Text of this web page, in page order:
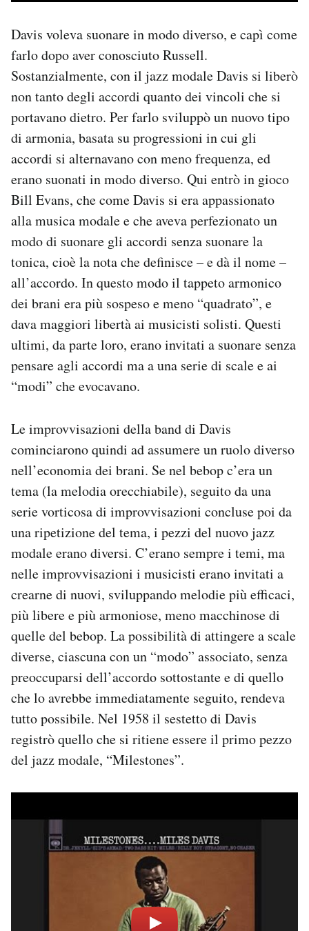
Davis voleva suonare in modo diverso, e capì come
farlo dopo aver conosciuto Russell.
Sostanzialmente, con il jazz modale Davis si liberò
non tanto degli accordi quanto dei vincoli che si
portavano dietro. Per farlo sviluppò un nuovo tipo
di armonia, basata su progressioni in cui gli
accordi si alternavano con meno frequenza, ed
erano suonati in modo diverso. Qui entrò in gioco
Bill Evans, che come Davis si era appassionato
alla musica modale e che aveva perfezionato un
modo di suonare gli accordi senza suonare la
tonica, cioè la nota che definisce – e dà il nome –
all’accordo. In questo modo il tappeto armonico
dei brani era più sospeso e meno “quadrato”, e
dava maggiori libertà ai musicisti solisti. Questi
ultimi, da parte loro, erano invitati a suonare senza
pensare agli accordi ma a una serie di scale e ai
“modi” che evocavano.
Le improvvisazioni della band di Davis
cominciarono quindi ad assumere un ruolo diverso
nell’economia dei brani. Se nel bebop c’era un
tema (la melodia orecchiabile), seguito da una
serie vorticosa di improvvisazioni concluse poi da
una ripetizione del tema, i pezzi del nuovo jazz
modale erano diversi. C’erano sempre i temi, ma
nelle improvvisazioni i musicisti erano invitati a
crearne di nuovi, sviluppando melodie più efficaci,
più libere e più armoniose, meno macchinose di
quelle del bebop. La possibilità di attingere a scale
diverse, ciascuna con un “modo” associato, senza
preoccuparsi dell’accordo sottostante e di quello
che lo avrebbe immediatamente seguito, rendeva
tutto possibile. Nel 1958 il sestetto di Davis
registrò quello che si ritiene essere il primo pezzo
del jazz modale, “Milestones”.